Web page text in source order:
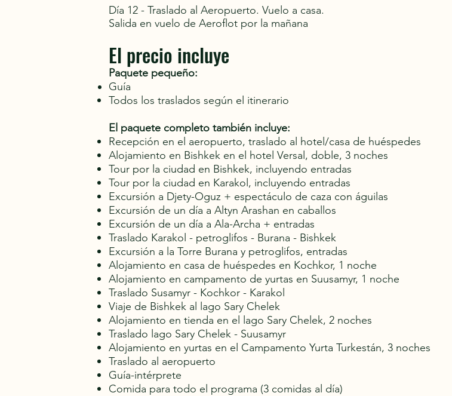
Día 12 - Traslado al Aeropuerto. Vuelo a casa.
Salida en vuelo de Aeroflot por la mañana
El precio incluye
Paquete pequeño:
Guía
Todos los traslados según el itinerario
El paquete completo también incluye:
Recepción en el aeropuerto, traslado al hotel/casa de huéspedes
Alojamiento en Bishkek en el hotel Versal, doble, 3 noches
Tour por la ciudad en Bishkek, incluyendo entradas
Tour por la ciudad en Karakol, incluyendo entradas
Excursión a Djety-Oguz + espectáculo de caza con águilas
Excursión de un día a Altyn Arashan en caballos
Excursión de un día a Ala-Archa + entradas
Traslado Karakol - petroglifos - Burana - Bishkek
Excursión a la Torre Burana y petroglifos, entradas
Alojamiento en casa de huéspedes en Kochkor, 1 noche
Alojamiento en campamento de yurtas en Suusamyr, 1 noche
Traslado Susamyr - Kochkor - Karakol
Viaje de Bishkek al lago Sary Chelek
Alojamiento en tienda en el lago Sary Chelek, 2 noches
Traslado lago Sary Chelek - Suusamyr
Alojamiento en yurtas en el Campamento Yurta Turkestán, 3 noches
Traslado al aeropuerto
Guía-intérprete
Comida para todo el programa (3 comidas al día)